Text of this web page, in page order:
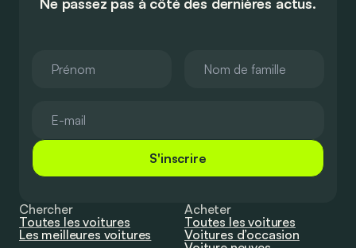
S'inscrire
Chercher
Toutes les voitures
Les meilleures voitures
Acheter
Toutes les voitures
Voitures d’occasion